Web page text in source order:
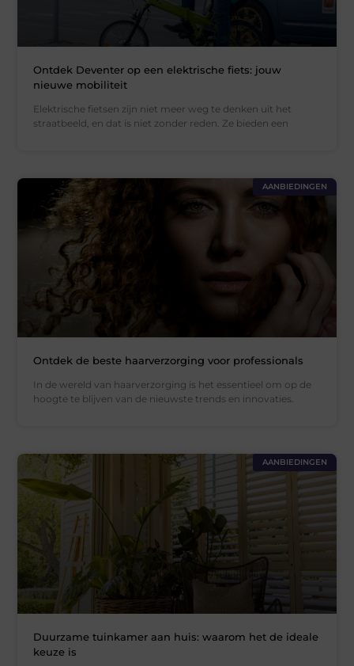
Ontdek Deventer op een elektrische fiets: jouw
nieuwe mobiliteit
Elektrische fietsen zijn niet meer weg te denken uit het
straatbeeld, en dat is niet zonder reden. Ze bieden een
AANBIEDINGEN
Ontdek de beste haarverzorging voor professionals
In de wereld van haarverzorging is het essentieel om op de
hoogte te blijven van de nieuwste trends en innovaties.
AANBIEDINGEN
Duurzame tuinkamer aan huis: waarom het de ideale
keuze is